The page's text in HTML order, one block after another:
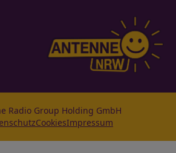
Radio Group Holding GmbH
CookiesImpressum